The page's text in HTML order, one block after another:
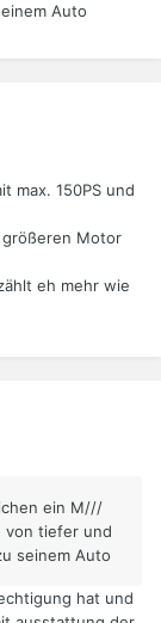
Auto
max. 150PS und
größeren Motor
eh mehr wie
ein M///
von tiefer und
seinem Auto
hat und